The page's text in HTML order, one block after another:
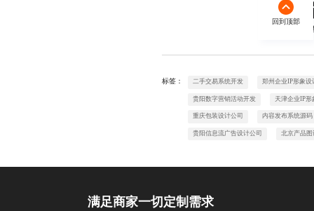
欢
标签： 二手交易系统开发 郑州企业IP形象设
贵阳数字营销活动开发 天津企业IP形
重庆包装设计公司 内容发布系统源码
贵阳信息流广告设计公司 北京产品图
回到顶部
满足商家一切定制需求